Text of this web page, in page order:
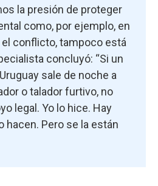
la presión de proteger
como, por ejemplo, en
el conflicto, tampoco está
concluyó: “Si un
sale de noche a
o talador furtivo, no
legal. Yo lo hice. Hay
hacen. Pero se la están